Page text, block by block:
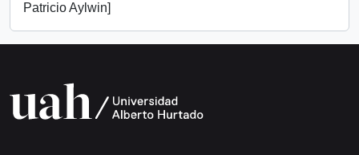
Patricio Aylwin]